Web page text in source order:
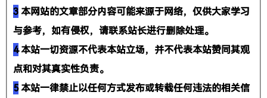
3本网站的文章部分内容可能来源于网络，仅供大家学习
与参考，如有侵权，请联系站长进行删除处理。
4本站一切资源不代表本站立场，并不代表本站赞同其观
点和对其真实性负责。
5本站一律禁止以任何方式发布或转载任何违法的相关信